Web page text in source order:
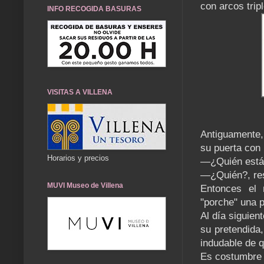
con arcos
su puerta
—¿Quién
—¿Quién?,
Entonces
"porche" una
Al día
su
indudable de
Es
INFO RECOGIDA BASURAS
VISITAS A VILLENA
Horarios y precios
MUVI Museo de Villena